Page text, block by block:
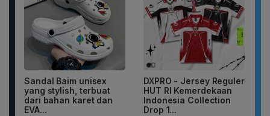
Sandal Baim unisex
yang stylish, terbuat
dari bahan karet dan
EVA...
DXPRO - Jersey Reguler
HUT RI Kemerdekaan
Indonesia Collection
Drop 1...